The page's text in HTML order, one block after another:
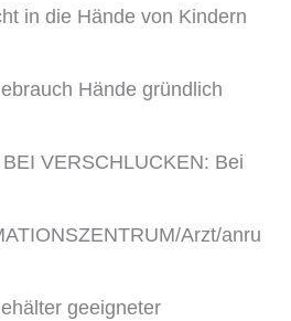
in die Hände von Kindern
Hände gründlich
VERSCHLUCKEN: Bei
Arzt/anru
geeigneter